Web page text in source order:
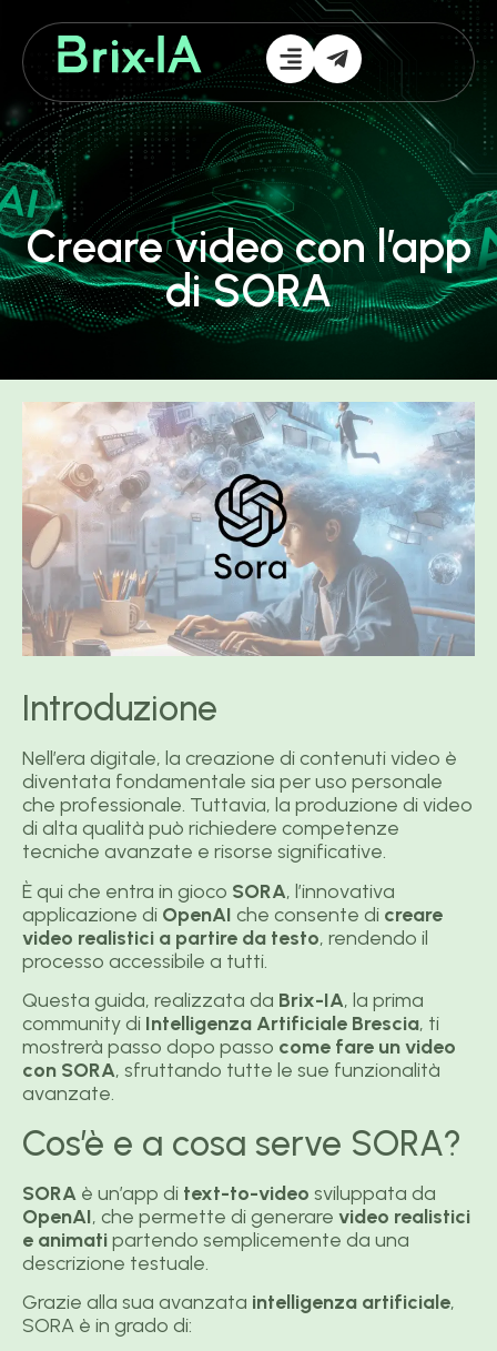
Creare video con l’app
di SORA
Introduzione
Nell’era digitale, la creazione di contenuti video è
diventata fondamentale sia per uso personale
che professionale. Tuttavia, la produzione di video
di alta qualità può richiedere competenze
tecniche avanzate e risorse significative.
È qui che entra in gioco SORA, l’innovativa
applicazione di OpenAI che consente di creare
video realistici a partire da testo, rendendo il
processo accessibile a tutti.
Questa guida, realizzata da Brix-IA, la prima
community di Intelligenza Artificiale Brescia, ti
mostrerà passo dopo passo come fare un video
con SORA, sfruttando tutte le sue funzionalità
avanzate.
Cos’è e a cosa serve SORA?
SORA è un’app di text-to-video sviluppata da
OpenAI, che permette di generare video realistici
e animatipartendo semplicemente da una
descrizione testuale.
Grazie alla sua avanzata intelligenza artificiale,
SORA è in grado di: